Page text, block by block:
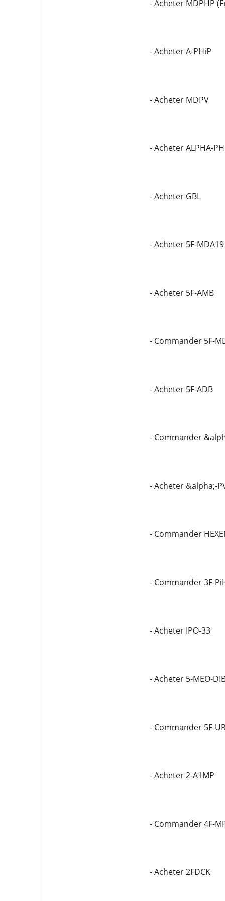
- Acheter MDPHP
- Acheter A-PHiP
- Acheter MDPV
- Acheter ALPHA-
- Acheter GBL
- Acheter 5F-MDA19
- Acheter 5F-AMB
- Commander 5F-
- Acheter 5F-ADB
- Commander
- Acheter &alpha;-
- Commander
- Commander 3F-
- Acheter IPO-33
- Acheter 5-MEO-
- Commander 5F-
- Acheter 2-A1MP
- Commander 4F-
- Acheter 2FDCK